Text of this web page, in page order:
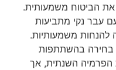
את הביטוח משמעותית.
עבר נקי מתביעות
להנחות משמעותיות.
בחירה בהשתתפות
הפרמיה השנתית, אך